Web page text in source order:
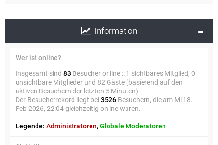
Information
Wer ist online?
Insgesamt sind 83 Besucher online :: 1 sichtbares Mitglied, 0
unsichtbare Mitglieder und 82 Gäste (basierend auf den
aktiven Besuchern der letzten 5 Minuten)
Der Besucherrekord liegt bei3526 Besuchern, die am Mi 18.
Feb 2026, 22:04 gleichzeitig online waren.
Legende: Administratoren,Globale Moderatoren